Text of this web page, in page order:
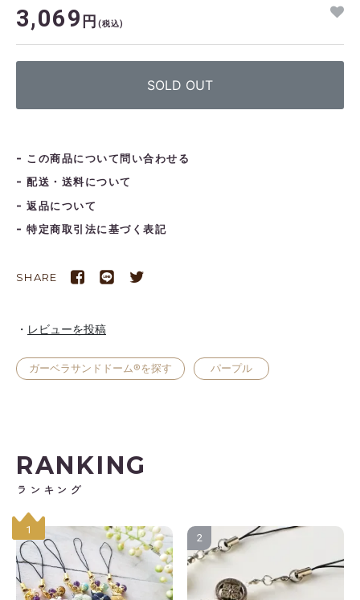
21 22 23
この商品について問い合わせる
配送・送料について
返品について
特定商取引法に基づく表記
SHARE
レビューを投稿
ガーベラサンドドーム®を探す パープル
3,069 円 (税込)
SOLD OUT
RANKING
ランキング
1
2